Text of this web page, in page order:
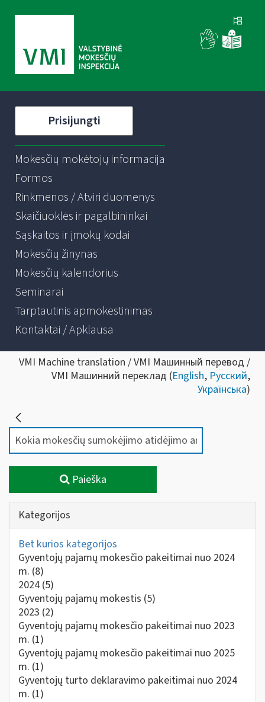
Prisijungti
Mokesčių mokėtojų informacija
Formos
Rinkmenos / Atviri duomenys
Skaičiuoklės ir pagalbininkai
Sąskaitos ir įmokų kodai
Mokesčių žinynas
Mokesčių kalendorius
Seminarai
Tarptautinis apmokestinimas
Kontaktai / Apklausa
VMI Machine translation / VMI Машинный перевод /
VMI Машинний переклад (English, Русский,
Українська)
Paieška
Kategorijos
Bet kurios kategorijos
Gyventojų pajamų mokesčio pakeitimai nuo 2024
m. (8)
2024 (5)
Gyventojų pajamų mokestis (5)
2023 (2)
Gyventojų pajamų mokesčio pakeitimai nuo 2023
m. (1)
Gyventojų pajamų mokesčio pakeitimai nuo 2025
m. (1)
Gyventojų turto deklaravimo pakeitimai nuo 2024
m. (1)